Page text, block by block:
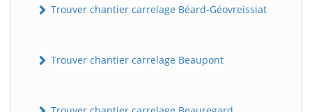
Trouver chantier carrelage Béard-Géovreissiat
Trouver chantier carrelage Beaupont